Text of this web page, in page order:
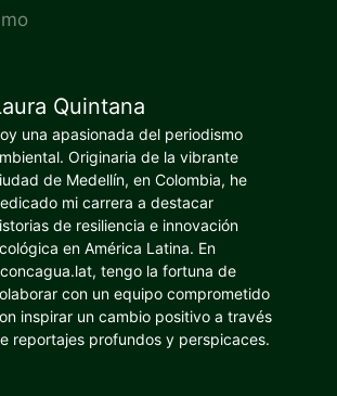
Quintana
una apasionada del periodismo
Originaria de la vibrante
de Medellín, en Colombia, he
mi carrera a destacar
de resiliencia e innovación
en América Latina. En
tengo la fortuna de
con un equipo comprometido
inspirar un cambio positivo a través
reportajes profundos y perspicaces.